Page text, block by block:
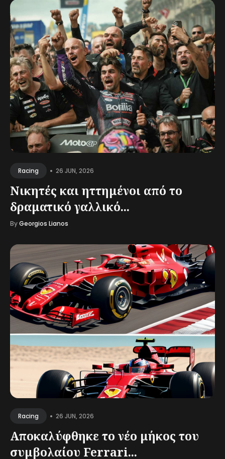
Racing • 26 JUN, 2026
Νικητές και ηττημένοι από το
δραματικό γαλλικό...
ByGeorgios Lianos
Racing • 26 JUN, 2026
Αποκαλύφθηκε το νέο μήκος του
συμβολαίου Ferrari...